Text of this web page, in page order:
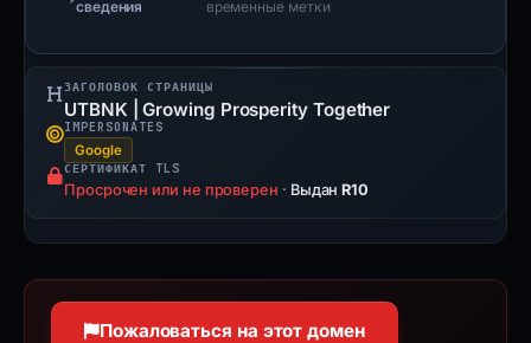
сведения временные метки
ЗАГОЛОВОК СТРАНИЦЫ
UTBNK | Growing Prosperity Together
IMPERSONATES
Google
СЕРТИФИКАТ TLS
Просрочен или не проверен · ВыданR10
Пожаловаться на этот домен